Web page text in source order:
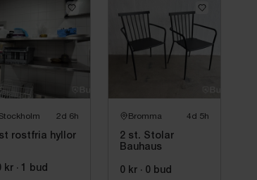
Stockholm 2d 6h
rostfria hyllor
kr · 1 bud
Bromma 4d 5h
2 st. Stolar
Bauhaus
0 kr · 0 bud